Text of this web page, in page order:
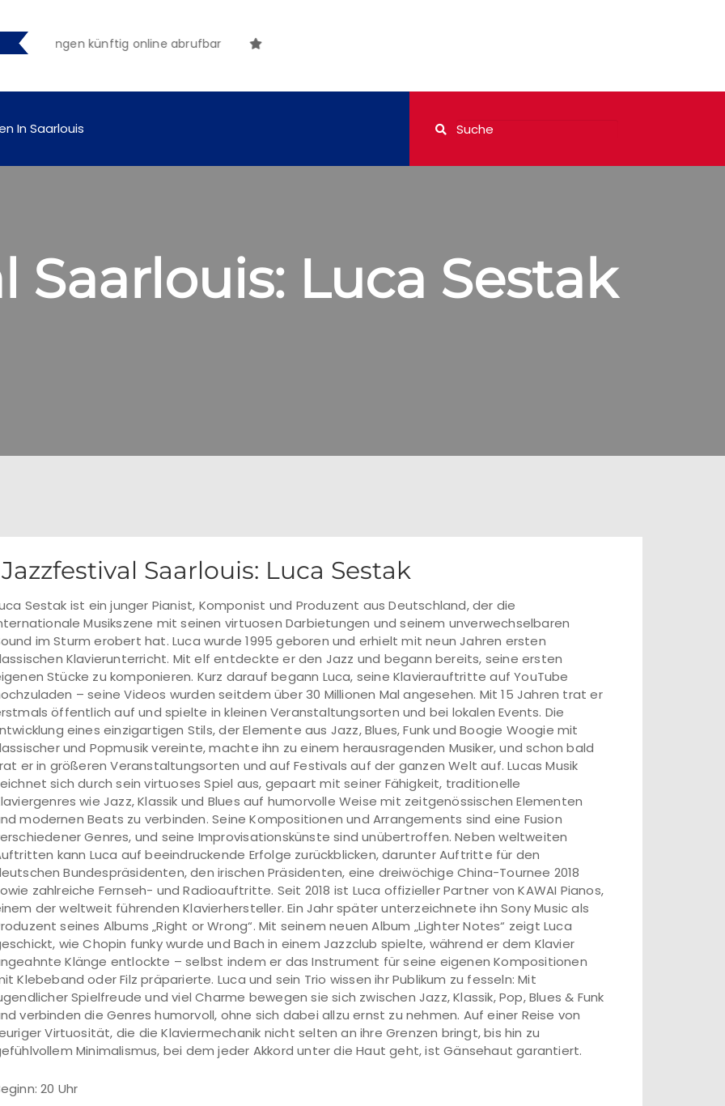
künftig online abrufbar
In Saarlouis
Saarlouis: Luca Sestak
Jazzfestival Saarlouis: Luca Sestak
Sestak ist ein junger Pianist, Komponist und Produzent aus Deutschland, der die
Musikszene mit seinen virtuosen Darbietungen und seinem unverwechselbaren
im Sturm erobert hat. Luca wurde 1995 geboren und erhielt mit neun Jahren ersten
Klavierunterricht. Mit elf entdeckte er den Jazz und begann bereits, seine ersten
Stücke zu komponieren. Kurz darauf begann Luca, seine Klavierauftritte auf YouTube
– seine Videos wurden seitdem über 30 Millionen Mal angesehen. Mit 15 Jahren trat er
öffentlich auf und spielte in kleinen Veranstaltungsorten und bei lokalen Events. Die
eines einzigartigen Stils, der Elemente aus Jazz, Blues, Funk und Boogie Woogie mit
und Popmusik vereinte, machte ihn zu einem herausragenden Musiker, und schon bald
er in größeren Veranstaltungsorten und auf Festivals auf der ganzen Welt auf. Lucas Musik
sich durch sein virtuoses Spiel aus, gepaart mit seiner Fähigkeit, traditionelle
wie Jazz, Klassik und Blues auf humorvolle Weise mit zeitgenössischen Elementen
modernen Beats zu verbinden. Seine Kompositionen und Arrangements sind eine Fusion
Genres, und seine Improvisationskünste sind unübertroffen. Neben weltweiten
kann Luca auf beeindruckende Erfolge zurückblicken, darunter Auftritte für den
Bundespräsidenten, den irischen Präsidenten, eine dreiwöchige China-Tournee 2018
zahlreiche Fernseh- und Radioauftritte. Seit 2018 ist Luca offizieller Partner von KAWAI Pianos,
der weltweit führenden Klavierhersteller. Ein Jahr später unterzeichnete ihn Sony Music als
seines Albums „Right or Wrong“. Mit seinem neuen Album „Lighter Notes“ zeigt Luca
wie Chopin funky wurde und Bach in einem Jazzclub spielte, während er dem Klavier
Klänge entlockte – selbst indem er das Instrument für seine eigenen Kompositionen
Klebeband oder Filz präparierte. Luca und sein Trio wissen ihr Publikum zu fesseln: Mit
Spielfreude und viel Charme bewegen sie sich zwischen Jazz, Klassik, Pop, Blues & Funk
verbinden die Genres humorvoll, ohne sich dabei allzu ernst zu nehmen. Auf einer Reise von
Virtuosität, die die Klaviermechanik nicht selten an ihre Grenzen bringt, bis hin zu
Minimalismus, bei dem jeder Akkord unter die Haut geht, ist Gänsehaut garantiert.
20 Uhr